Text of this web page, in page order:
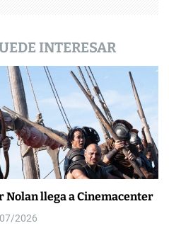
INTERESAR
Nolan llega a Cinemacenter
2026